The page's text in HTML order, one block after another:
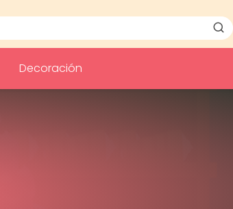
Decoración